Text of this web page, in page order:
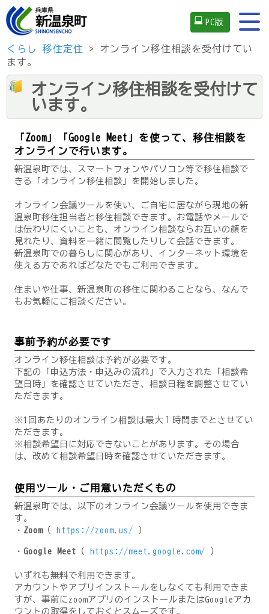
PC版
くらし 移住定住
> オンライン移住相談を受付けてい
ます。
オンライン移住相談を受付けて
います。
「Zoom」「Google Meet」を使って、移住相談を
オンラインで行います。
新温泉町では、スマートフォンやパソコン等で移住相談で
きる「オンライン移住相談」を開始しました。
オンライン会議ツールを使い、ご自宅に居ながら現地の新
温泉町移住担当者と移住相談できます。お電話やメールで
は伝わりにくいことも、オンライン相談ならお互いの顔を
見れたり、資料を一緒に閲覧したりして会話できます。
新温泉町での暮らしに関心があり、インターネット環境を
使える方であればどなたでもご利用できます。
住まいや仕事、新温泉町の移住に関わることなら、なんで
もお気軽にご相談ください。
事前予約が必要です
オンライン移住相談は予約が必要です。
下記の「申込方法・申込みの流れ」で入力された「相談希
望日時」を確認させていただき、相談日程を調整させてい
ただきます。
※1回あたりのオンライン相談は最大１時間までとさせてい
ただきます。
※相談希望日に対応できないことがあります。その場合
は、改めて相談希望日時を確認させていただきます。
使用ツール・ご用意いただくもの
新温泉町では、以下のオンライン会議ツールを使用できま
す。
・ Zoom（ https://zoom.us/ ）
・ Google Meet （ https://meet.google.com/ ）
いずれも無料で利用できます。
アカウントやアプリインストールをしなくても利用できま
すが、事前にzoomアプリのインストールまたはGoogleアカ
ウントの取得をしておくとスムーズです。